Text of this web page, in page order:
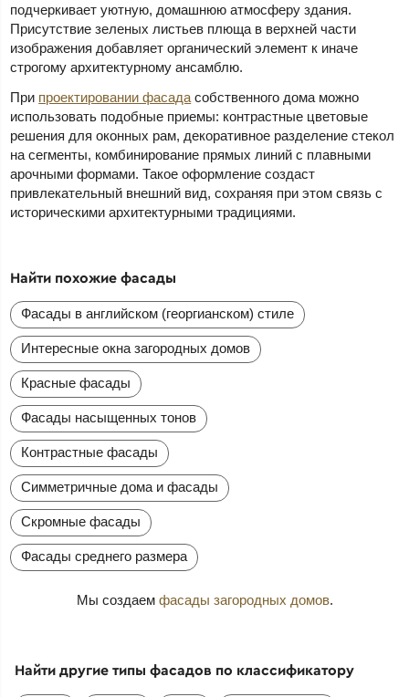
подчеркивает уютную, домашнюю атмосферу здания.
Присутствие зеленых листьев плюща в верхней части
изображения добавляет органический элемент к иначе
строгому архитектурному ансамблю.
При проектировании фасада собственного дома можно
использовать подобные приемы: контрастные цветовые
решения для оконных рам, декоративное разделение стекол
на сегменты, комбинирование прямых линий с плавными
арочными формами. Такое оформление создаст
привлекательный внешний вид, сохраняя при этом связь с
историческими архитектурными традициями.
Найти похожие фасады
Фасады в английском (георгианском) стиле
Интересные окна загородных домов
Красные фасады
Фасады насыщенных тонов
Контрастные фасады
Симметричные дома и фасады
Скромные фасады
Фасады среднего размера
Мы создаем фасады загородных домов.
Найти другие типы фасадов по классификатору